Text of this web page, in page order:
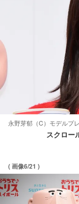
永野芽郁（C）モデルプ
スクロー
( 画像6/21 )